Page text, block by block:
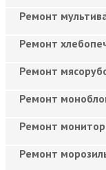
Ремонт
Ремонт
Ремонт
Ремонт
Ремонт
Ремонт